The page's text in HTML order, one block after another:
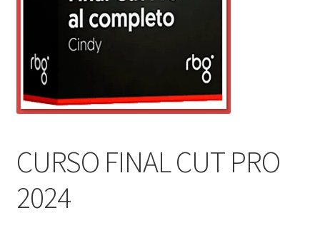
CURSO FINAL CUT PRO
2024